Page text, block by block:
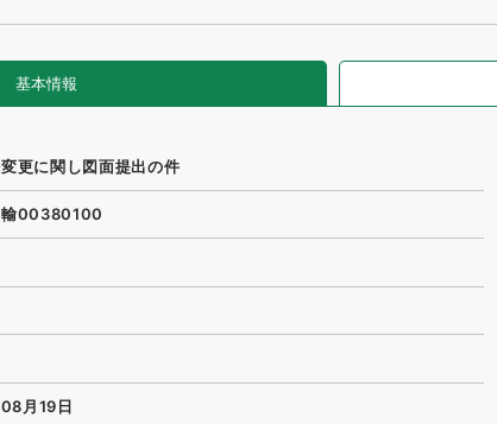
基本情報
更に関し図面提出の件
輸00380100
月19日